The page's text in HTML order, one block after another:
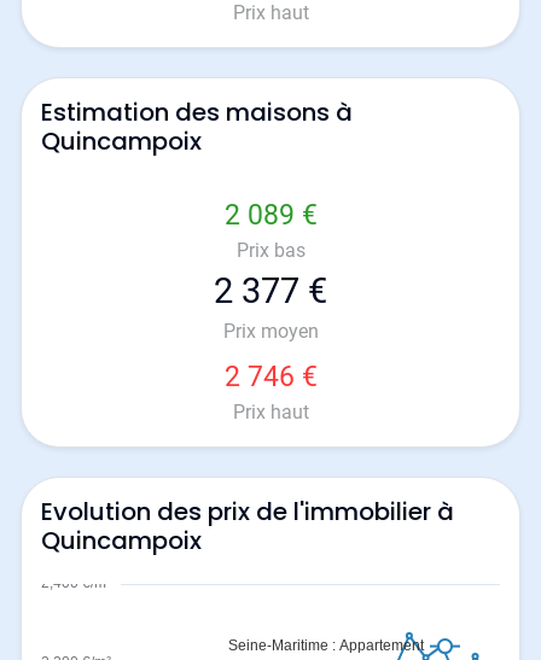
Prix haut
Estimation des maisons à
Quincampoix
2 089 €
Prix bas
2 377 €
Prix moyen
2 746 €
Prix haut
Evolution des prix de l'immobilier à
Quincampoix